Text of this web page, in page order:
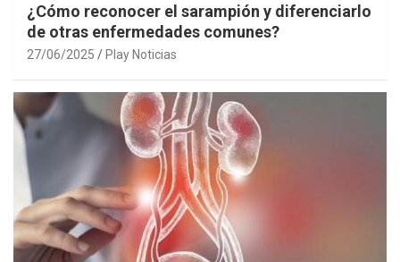
¿Cómo reconocer el sarampión y diferenciarlo
de otras enfermedades comunes?
27/06/2025 Play Noticias